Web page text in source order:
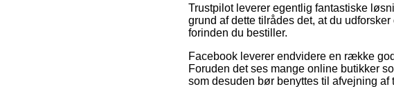
Trustpilot leverer egentlig fantastiske
grund af dette tilrådes det, at du
forinden du bestiller.
Facebook leverer endvidere en række
Foruden det ses mange online butikker
som desuden bør benyttes til afvejning af